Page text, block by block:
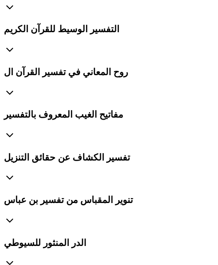
التفسير الوسيط للقرآن الكريم
روح المعاني في تفسير القرآن ال
مفاتيح الغيب المعروف بالتفسير
تفسير الكشاف عن حقائق التنزيل
تنوير المقباس من تفسير بن عباس
الدر المنثور للسيوطي